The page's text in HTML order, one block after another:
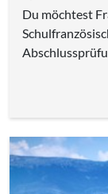
Du möchtest